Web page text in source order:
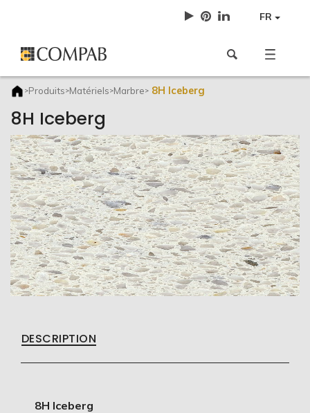
FR
>Produits>Matériels>Marbre> 8H Iceberg
8H Iceberg
DESCRIPTION
8H Iceberg